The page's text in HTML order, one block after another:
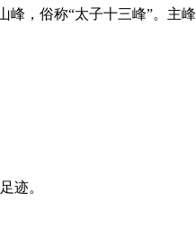
峰，俗称“太子十三峰”。
迹。